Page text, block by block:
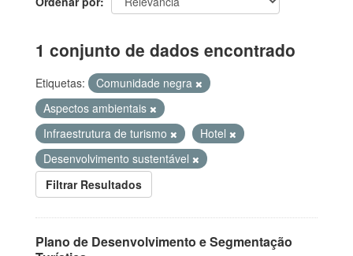
1 conjunto de dados encontrado
Etiquetas:
Comunidade negra
Aspectos ambientais
Infraestrutura de turismo
Hotel
Desenvolvimento sustentável
Filtrar Resultados
Plano de Desenvolvimento e Segmentação